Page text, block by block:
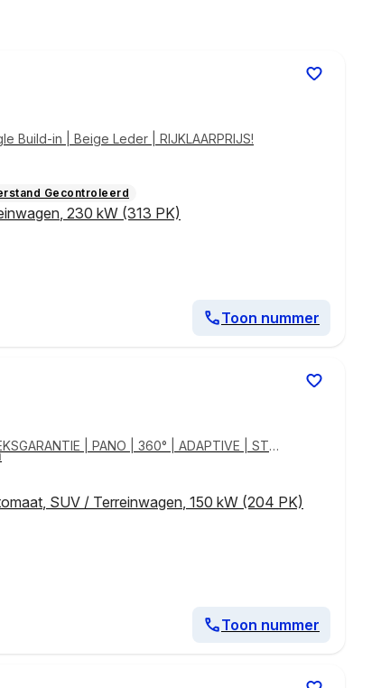
Build-in | Beige Leder | RIJKLAARPRIJS!
Gecontroleerd
230 kW (313 PK)
Toon nummer
| PANO | 360° | ADAPTIVE | STOE
SUV / Terreinwagen 150 kW (204 PK)
Toon nummer